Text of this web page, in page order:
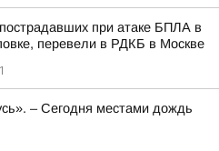
при атаке БПЛА в
перевели в РДКБ в Москве
– Сегодня местами дождь